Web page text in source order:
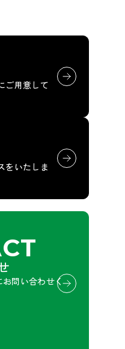
ご用意して
をいたしま
お問い合わせく